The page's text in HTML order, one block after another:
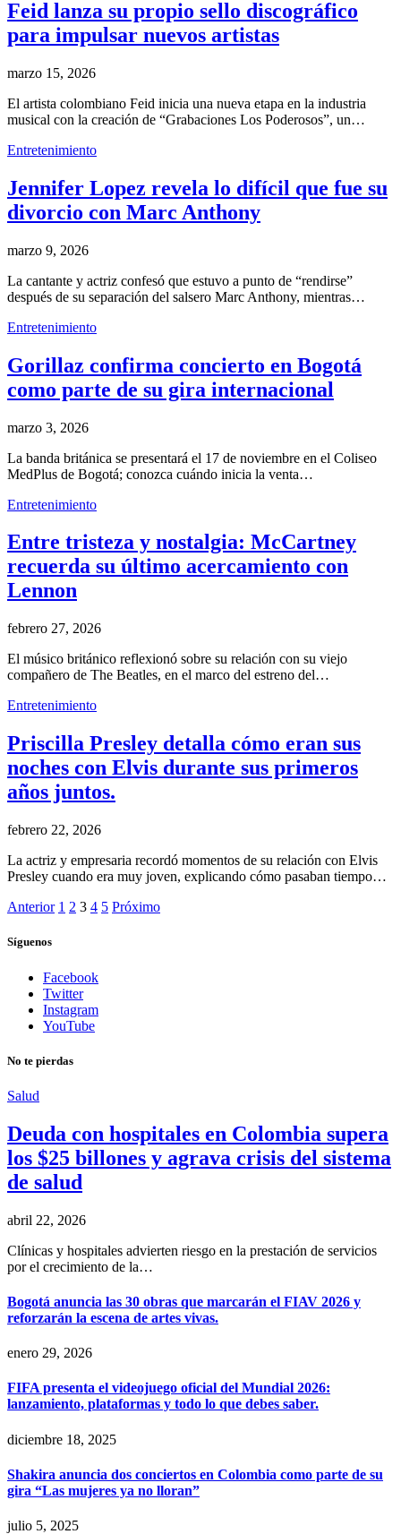
Feid lanza su propio sello discográfico
para impulsar nuevos artistas
marzo 15, 2026
El artista colombiano Feid inicia una nueva etapa en la industria
musical con la creación de “Grabaciones Los Poderosos”, un…
Entretenimiento
Jennifer Lopez revela lo difícil que fue su
divorcio con Marc Anthony
marzo 9, 2026
La cantante y actriz confesó que estuvo a punto de “rendirse”
después de su separación del salsero Marc Anthony, mientras…
Entretenimiento
Gorillaz confirma concierto en Bogotá
como parte de su gira internacional
marzo 3, 2026
La banda británica se presentará el 17 de noviembre en el Coliseo
MedPlus de Bogotá; conozca cuándo inicia la venta…
Entretenimiento
Entre tristeza y nostalgia: McCartney
recuerda su último acercamiento con
Lennon
febrero 27, 2026
El músico británico reflexionó sobre su relación con su viejo
compañero de The Beatles, en el marco del estreno del…
Entretenimiento
Priscilla Presley detalla cómo eran sus
noches con Elvis durante sus primeros
años juntos.
febrero 22, 2026
La actriz y empresaria recordó momentos de su relación con Elvis
Presley cuando era muy joven, explicando cómo pasaban tiempo…
Anterior 1 2 3 4 5 Próximo
Síguenos
Facebook
Twitter
Instagram
YouTube
No te pierdas
Salud
Deuda con hospitales en Colombia supera
los $25 billones y agrava crisis del sistema
de salud
abril 22, 2026
Clínicas y hospitales advierten riesgo en la prestación de servicios
por el crecimiento de la…
Bogotá anuncia las 30 obras que marcarán el FIAV 2026 y
reforzarán la escena de artes vivas.
enero 29, 2026
FIFA presenta el videojuego oficial del Mundial 2026:
lanzamiento, plataformas y todo lo que debes saber.
diciembre 18, 2025
Shakira anuncia dos conciertos en Colombia como parte de su
gira “Las mujeres ya no lloran”
julio 5, 2025